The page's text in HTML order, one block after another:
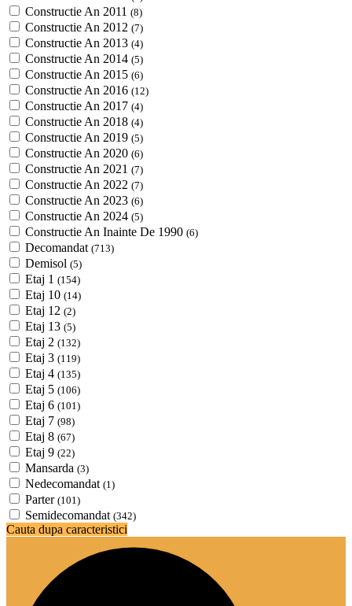
Constructie An 2011 (8)
Constructie An 2012 (7)
Constructie An 2013 (4)
Constructie An 2014 (5)
Constructie An 2015 (6)
Constructie An 2016 (12)
Constructie An 2017 (4)
Constructie An 2018 (4)
Constructie An 2019 (5)
Constructie An 2020 (6)
Constructie An 2021 (7)
Constructie An 2022 (7)
Constructie An 2023 (6)
Constructie An 2024 (5)
Constructie An Inainte De 1990 (6)
Decomandat (713)
Demisol (5)
Etaj 1 (154)
Etaj 10 (14)
Etaj 12 (2)
Etaj 13 (5)
Etaj 2 (132)
Etaj 3 (119)
Etaj 4 (135)
Etaj 5 (106)
Etaj 6 (101)
Etaj 7 (98)
Etaj 8 (67)
Etaj 9 (22)
Mansarda (3)
Nedecomandat (1)
Parter (101)
Semidecomandat (342)
Cauta dupa caracteristici